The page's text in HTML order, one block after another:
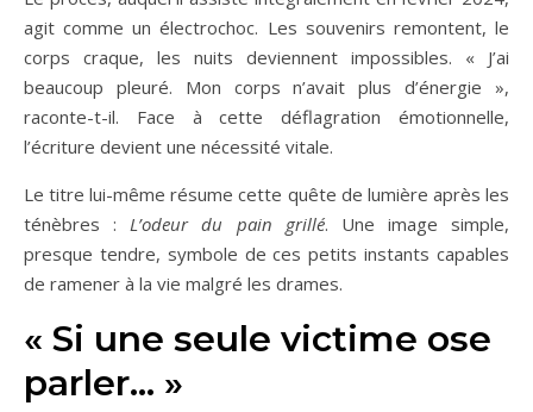
agit comme un électrochoc. Les souvenirs remontent, le
corps craque, les nuits deviennent impossibles. « J’ai
beaucoup pleuré. Mon corps n’avait plus d’énergie »,
raconte-t-il. Face à cette déflagration émotionnelle,
l’écriture devient une nécessité vitale.
Le titre lui-même résume cette quête de lumière après les
ténèbres :L’odeur du pain grillé. Une image simple,
presque tendre, symbole de ces petits instants capables
de ramener à la vie malgré les drames.
« Si une seule victime ose
parler… »